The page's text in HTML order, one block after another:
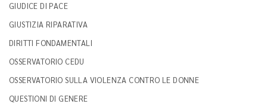
GIUDICE DI PACE
GIUSTIZIA RIPARATIVA
DIRITTI FONDAMENTALI
OSSERVATORIO CEDU
OSSERVATORIO SULLA VIOLENZA CONTRO LE DONNE
QUESTIONI DI GENERE